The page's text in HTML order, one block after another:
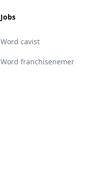
Jobs
Word cavist
Word franchisenemer